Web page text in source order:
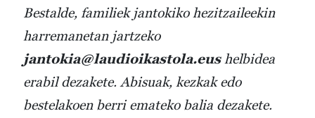
Bestalde, familiek jantokiko hezitzaileekin
harremanetan jartzeko
jantokia@laudioikastola.eushelbidea
erabil dezakete. Abisuak, kezkak edo
bestelakoen berri emateko balia dezakete.